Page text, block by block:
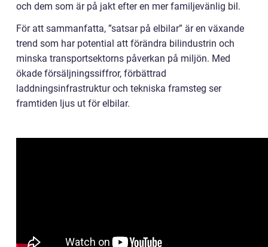
och dem som är på jakt efter en mer familjevänlig bil.
För att sammanfatta, ”satsar på elbilar” är en växande
trend som har potential att förändra bilindustrin och
minska transportsektorns påverkan på miljön. Med
ökade försäljningssiffror, förbättrad
laddningsinfrastruktur och tekniska framsteg ser
framtiden ljus ut för elbilar.